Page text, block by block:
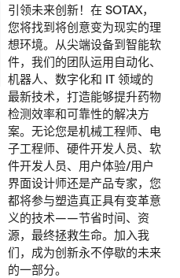
引领未来创新！在 SOTAX，
您将找到将创意变为现实的理
想环境。从尖端设备到智能软
件，我们的团队运用自动化、
机器人、数字化和 IT 领域的
最新技术，打造能够提升药物
检测效率和可靠性的解决方
案。无论您是机械工程师、电
子工程师、硬件开发人员、软
件开发人员、用户体验/用户
界面设计师还是产品专家，您
都将参与塑造真正具有变革意
义的技术——节省时间、资
源，最终拯救生命。加入我
们，成为创新永不停歇的未来
的一部分。